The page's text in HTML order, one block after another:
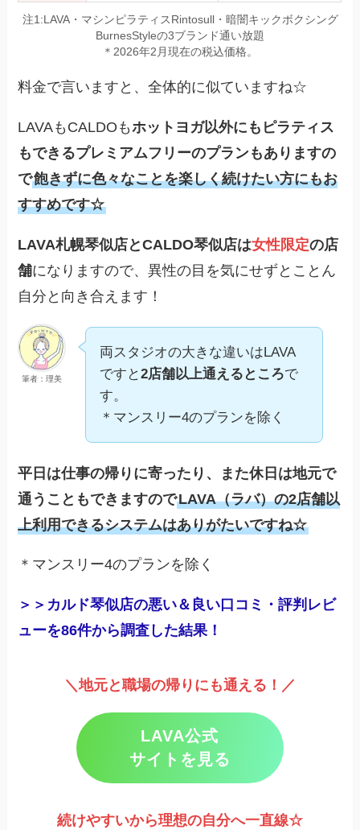
注1:LAVA・マシンピラティスRintosull・暗闇キックボクシング
BurnesStyleの3ブランド通い放題
＊2026年2月現在の税込価格。
料金で言いますと、全体的に似ていますね☆
LAVAもCALDOもホットヨガ以外にもピラティス
もできるプレミアムフリーのプランもありますの
で飽きずに色々なことを楽しく続けたい方にもお
すすめです☆
LAVA札幌琴似店とCALDO琴似店は女性限定の店
舗になりますので、異性の目を気にせずとことん
自分と向き合えます！
筆者：理美
両スタジオの大きな違いはLAVA
ですと2店舗以上通えるところで
す。
＊マンスリー4のプランを除く
平日は仕事の帰りに寄ったり、また休日は地元で
通うこともできますのでLAVA（ラバ）の2店舗以
上利用できるシステムはありがたいですね☆
＊マンスリー4のプランを除く
＞＞カルド琴似店の悪い＆良い口コミ・評判レビ
ューを86件から調査した結果！
＼地元と職場の帰りにも通える！／
LAVA公式
サイトを見る
続けやすいから理想の自分へ一直線☆